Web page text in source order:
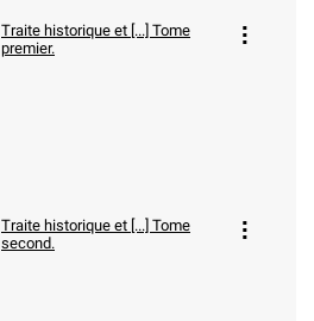
Traite historique et [...] Tome
premier.
Traite historique et [...] Tome
second.